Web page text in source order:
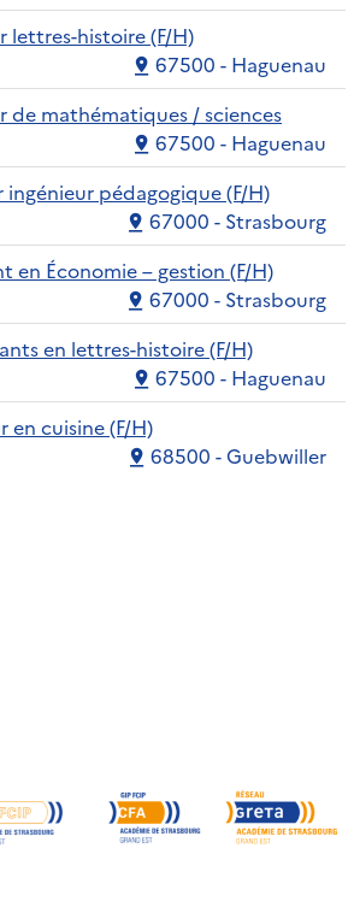
lettres-histoire (F/H)
67500 - Haguenau
de mathématiques / sciences
67500 - Haguenau
ingénieur pédagogique (F/H)
67000 - Strasbourg
en Économie – gestion (F/H)
67000 - Strasbourg
en lettres-histoire (F/H)
67500 - Haguenau
en cuisine (F/H)
68500 - Guebwiller